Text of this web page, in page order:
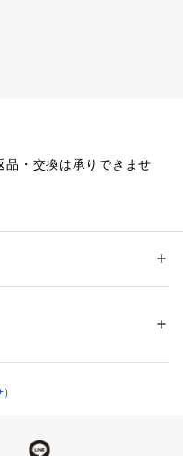
・交換は承りできませ
肉のコリなどの症状を改
。